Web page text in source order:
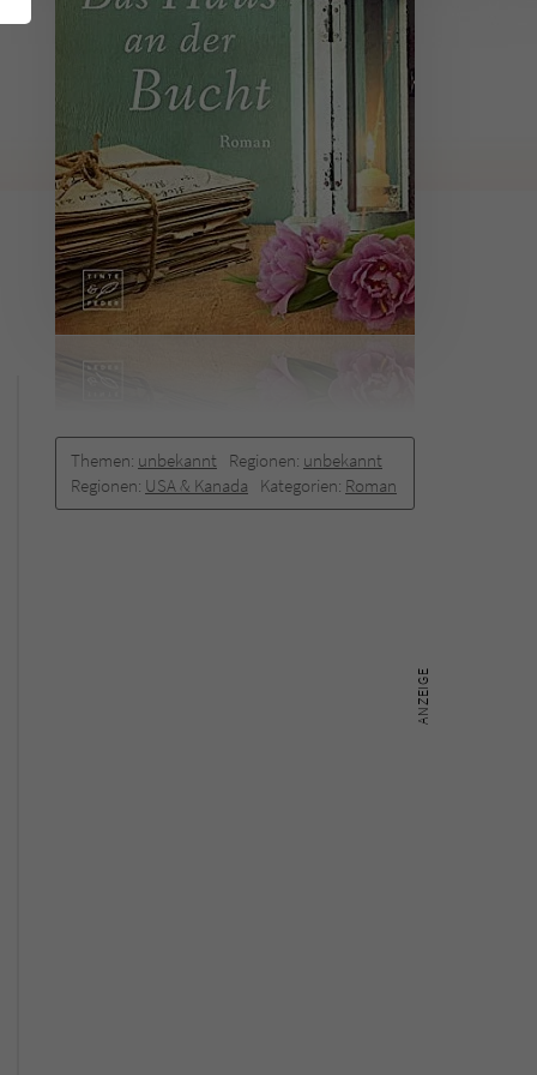
Themen: unbekannt Regionen: unbekannt
Regionen: USA & Kanada Kategorien: Roman